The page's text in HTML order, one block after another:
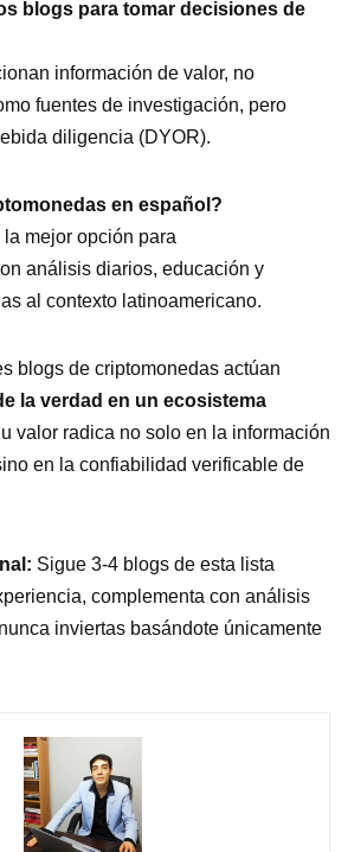
blogs para tomar decisiones de
información de valor, no
fuentes de investigación, pero
diligencia (DYOR).
en español?
la mejor opción para
análisis diarios, educación y
al contexto latinoamericano.
blogs de criptomonedas actúan
la verdad en un ecosistema
valor radica no solo en la información
en la confiabilidad verificable de
Sigue 3-4 blogs de esta lista
complementa con análisis
inviertas basándote únicamente